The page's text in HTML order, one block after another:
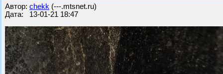
Автор: chekk (---.mtsnet.ru)
Дата: 13-01-21 18:47